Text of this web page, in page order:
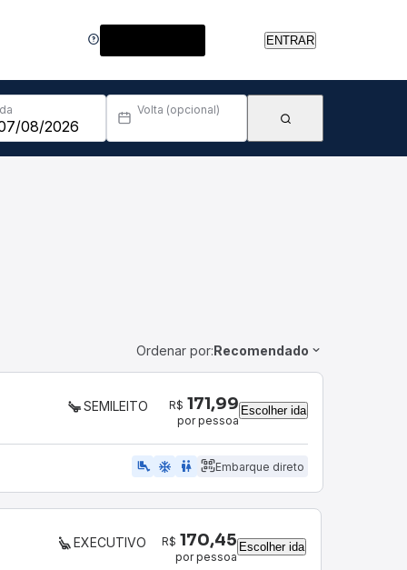
ENTRAR
Volta (opcional)
Ordenar por:Recomendado
SEMILEITO R$ 171,99
por pessoa
Escolher ida
airline_seat_legroom_extra ac_unit WC Embarque direto
EXECUTIVO R$ 170,45
por pessoa
Escolher ida